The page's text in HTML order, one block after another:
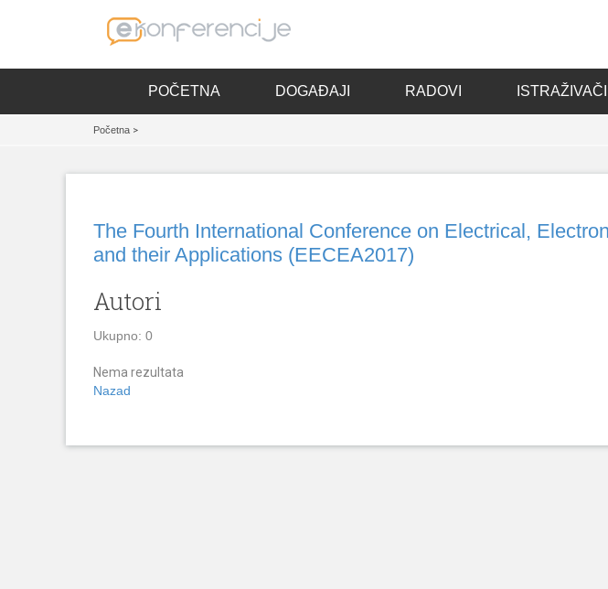
POČETNA DOGAĐAJI RADOVI ISTRAŽIVAČI
Početna >
The Fourth International Conference on Electrical,
and their Applications (EECEA2017)
Autori
Ukupno: 0
Nema rezultata
Nazad